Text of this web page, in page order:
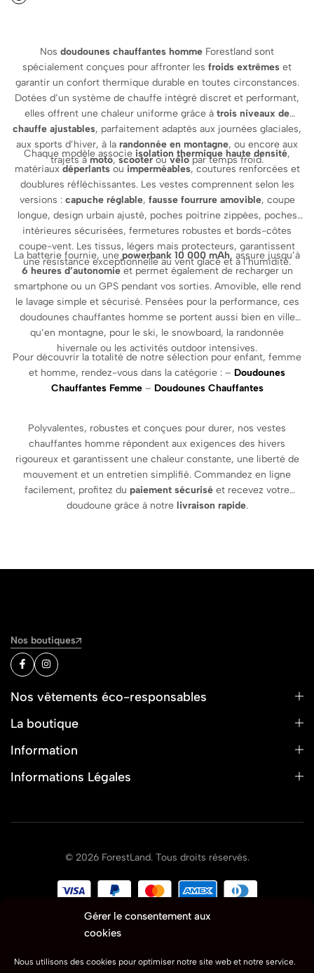
Gérer le consentement aux
cookies
Nous utilisons des cookies pour optimiser notre site web et notre service.
Nos doudounes chauffantes homme Forestland sont
spécialement conçues pour affronter les froids extrêmes et
garantir un confort thermique durable en toutes circonstances.
Dotées d’un système de chauffe intégré discret et performant,
elles offrent une chaleur uniforme grâce à trois niveaux de
chauffe ajustables, parfaitement adaptés aux journées glaciales,
aux sports d’hiver, à la randonnée en montagne, ou encore aux
trajets àmoto,scooterouvélopar temps froid.
Chaque modèle associe isolation thermique haute densité,
matériauxdéperlantsou imperméables, coutures renforcées et
doublures réfléchissantes. Les vestes comprennent selon les
versions : capuche réglable, fausse fourrure amovible, coupe
longue, design urbain ajusté, poches poitrine zippées, poches
intérieures sécurisées, fermetures robustes et bords-côtes
coupe-vent. Les tissus, légers mais protecteurs, garantissent
une résistance exceptionnelle au vent glacé et à l’humidité.
La batterie fournie, une powerbank 10 000 mAh, assure jusqu’à
6 heures d’autonomieet permet également de recharger un
smartphone ou un GPS pendant vos sorties. Amovible, elle rend
le lavage simple et sécurisé. Pensées pour la performance, ces
doudounes chauffantes homme se portent aussi bien en ville
qu’en montagne, pour le ski, le snowboard, la randonnée
hivernale ou les activités outdoor intensives.
Pour découvrir la totalité de notre sélection pour enfant, femme
et homme, rendez-vous dans la catégorie : – Doudounes
Chauffantes Femme– Doudounes Chauffantes
Polyvalentes, robustes et conçues pour durer, nos vestes
chauffantes homme répondent aux exigences des hivers
rigoureux et garantissent une chaleur constante, une liberté de
mouvement et un entretien simplifié. Commandez en ligne
facilement, profitez du paiement sécurisé et recevez votre
doudoune grâce à notre livraison rapide.
Nos boutiques
Nos vêtements éco-responsables
La boutique
Information
Informations Légales
© 2026 ForestLand. Tous droits réservés.